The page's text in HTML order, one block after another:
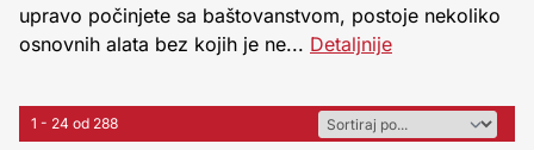
upravo počinjete sa baštovanstvom, postoje nekoliko
osnovnih alata bez kojih je ne... Detaljnije
1 - 24 od 288